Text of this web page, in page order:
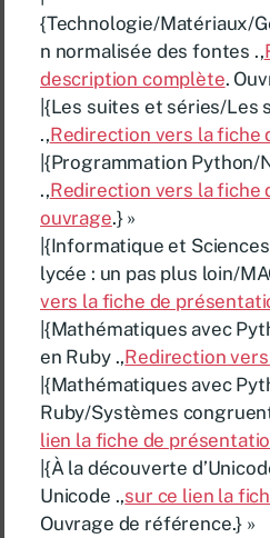
{Technologie/Matériaux/
n normalisée des fontes .,
description complète.
|{Les suites et séries/Les
.,Redirection vers la fiche
|{Programmation Python/
.,Redirection vers la fiche
ouvrage.} »
|{Informatique et
lycée : un pas plus loin/
vers la fiche de
|{Mathématiques avec
en Ruby .,Redirection
|{Mathématiques avec
Ruby/Systèmes
lien la fiche de
|{À la découverte
Unicode .,sur ce lien la
Ouvrage de référence.} »